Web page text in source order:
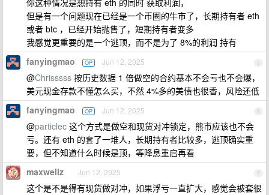
你这种情况是想持有 eth 的同时 获取利润，
但是有一个问题现在已经是一个币圈的牛市了，长期持有者 eth
或者 btc ，已经开始抛售了，短期持有者变多
我感觉更重要的是一个逃顶，而不是为了 8%的利润 持有
5
fanyingmao OP Jun 12, 2025
@Chrisssss 按历史数据 1 倍做空的合约基本不会亏也不会爆，
美元现金存款不懂怎么买，不然 4%多的美债也很香，风险还低
6
fanyingmao OP Jun 12, 2025
@particlec 这个方式是做空和现货对冲锁定，熊市应该也不会
亏。还有 eth 的套了一堆人，长期持有者比较多，逃顶确实重
要，但不知道什么时候是顶，等降息重启再看
7
maxwellz Jun 12, 2025
这个是不是得有现货做对冲，如果浮亏一直扩大，感觉会被套很